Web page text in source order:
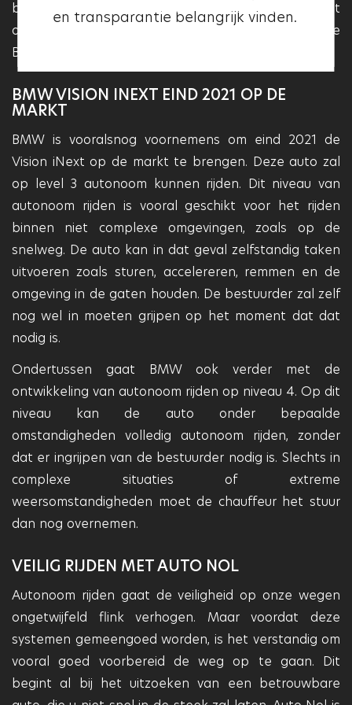
beheren en applicaties maken voor het
ontwikkelingsprogramma van de autonoom rijdende
BMW modellen.
BMW VISION INEXT EIND 2021 OP DE
MARKT
BMW is vooralsnog voornemens om eind 2021 de
Vision iNext op de markt te brengen. Deze auto zal
op level 3 autonoom kunnen rijden. Dit niveau van
autonoom rijden is vooral geschikt voor het rijden
binnen niet complexe omgevingen, zoals op de
snelweg. De auto kan in dat geval zelfstandig taken
uitvoeren zoals sturen, accelereren, remmen en de
omgeving in de gaten houden. De bestuurder zal zelf
nog wel in moeten grijpen op het moment dat dat
nodig is.
Ondertussen gaat BMW ook verder met de
ontwikkeling van autonoom rijden op niveau 4. Op dit
niveau kan de auto onder bepaalde
omstandigheden volledig autonoom rijden, zonder
dat er ingrijpen van de bestuurder nodig is. Slechts in
complexe situaties of extreme
weersomstandigheden moet de chauffeur het stuur
dan nog overnemen.
VEILIG RIJDEN MET AUTO NOL
Autonoom rijden gaat de veiligheid op onze wegen
ongetwijfeld flink verhogen. Maar voordat deze
systemen gemeengoed worden, is het verstandig om
vooral goed voorbereid de weg op te gaan. Dit
begint al bij het uitzoeken van een betrouwbare
professioneel is.
en transparantie belangrijk vinden.